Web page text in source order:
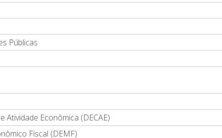
Públicas
Atividade Econômica (DECAE)
Fiscal (DEMF)